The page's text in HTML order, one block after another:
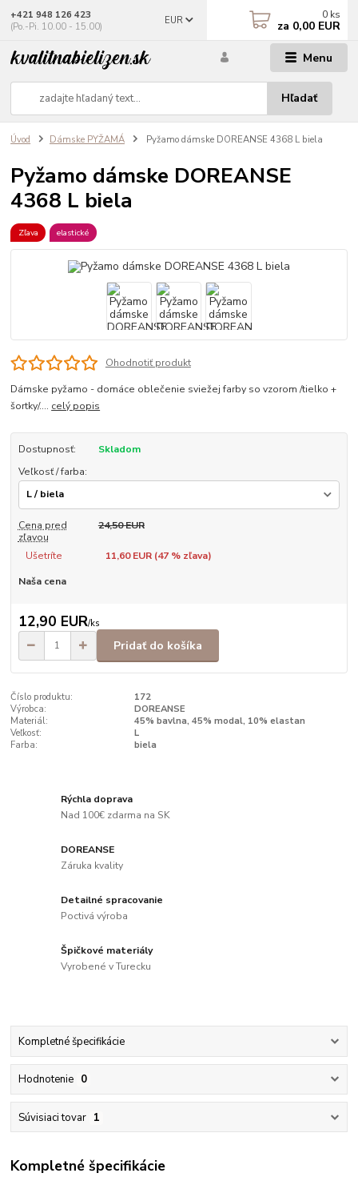
Menu
EUR
Hľadať
+421 948 126 423
(Po.-Pi. 10.00 - 15.00)
0 ks
za 0,00 EUR
Úvod Dámske PYŽAMÁ Pyžamo dámske DOREANSE 4368 L biela
Pyžamo dámske DOREANSE
4368 L biela
Zľava elastické
Ohodnotiť produkt
Dámske pyžamo - domáce oblečenie sviežej farby so vzorom /tielko +
šortky/.... celý popis
Dostupnosť:
Skladom
Veľkosť / farba:
Cena pred
zľavou
24,50 EUR
Ušetríte 11,60 EUR (47% zľava)
Naša cena
12,90 EUR/ks
Pridať do košíka
Číslo produktu:
172
Výrobca:
DOREANSE
Materiál:
45% bavlna, 45% modal, 10% elastan
Veľkosť:
L
Farba:
biela
Rýchla doprava
Nad 100€ zdarma na SK
DOREANSE
Záruka kvality
Detailné spracovanie
Poctivá výroba
Špičkové materiály
Vyrobené v Turecku
Kompletné špecifikácie
Hodnotenie 0
Súvisiaci tovar 1
Kompletné špecifikácie